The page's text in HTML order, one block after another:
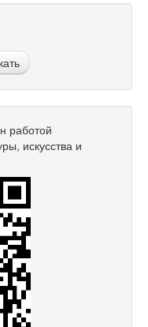
работой
искусства и